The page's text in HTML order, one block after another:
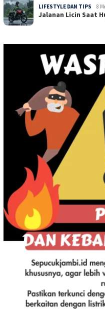
LIFESTYLE DAN TIPS 8
Jalanan Licin Saat